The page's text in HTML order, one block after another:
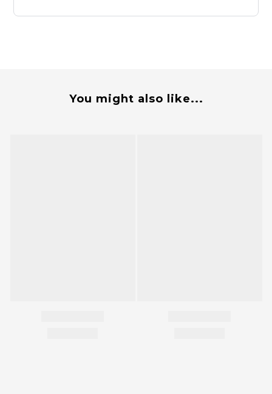
You might also like...